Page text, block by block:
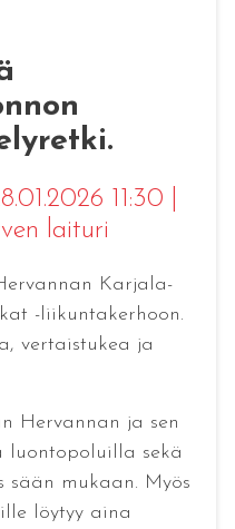
11:30
laituri
Karjala-
-liikuntakerhoon.
vertaistukea ja
Hervannan ja sen
luontopoluilla sekä
sään mukaan. Myös
löytyy aina